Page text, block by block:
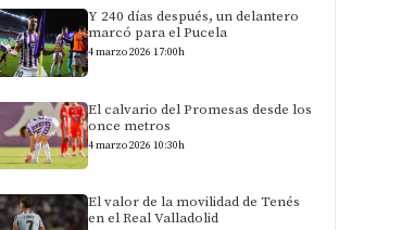
Y 240 días después, un delantero
marcó para el Pucela
4 marzo 2026 17:00h
El calvario del Promesas desde los
once metros
4 marzo 2026 10:30h
El valor de la movilidad de Tenés
en el Real Valladolid